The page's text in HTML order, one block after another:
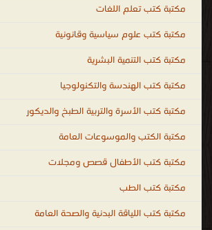
مكتبة كتب تعلم اللغات
مكتبة كتب علوم سياسية وقانونية
مكتبة كتب التنمية البشرية
مكتبة كتب الهندسة والتكنولوجيا
مكتبة كتب الأسرة والتربية الطبخ والديكور
مكتبة الكتب والموسوعات العامة
مكتبة كتب الأطفال قصص ومجلات
مكتبة كتب الطب
مكتبة كتب اللياقة البدنية والصحة العامة